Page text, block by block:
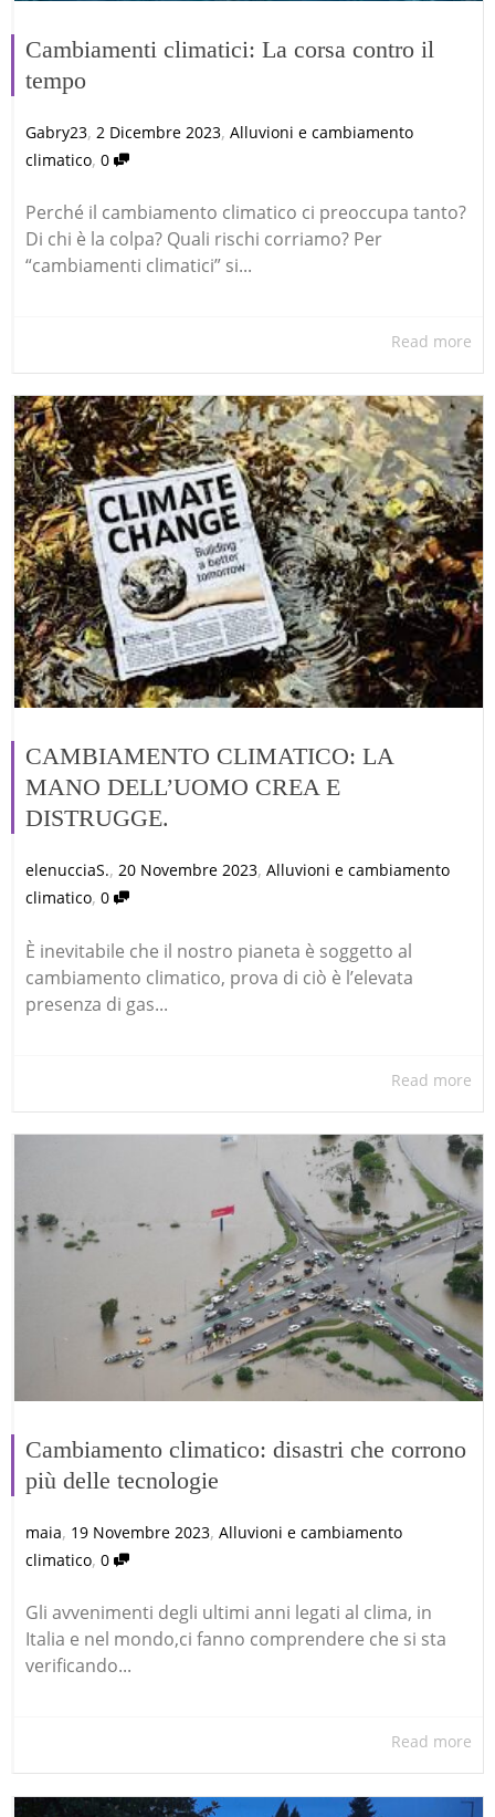
Cambiamenti climatici: La corsa contro il
tempo
Gabry23, 2 Dicembre 2023, Alluvioni e cambiamento
climatico, 0
Perché il cambiamento climatico ci preoccupa tanto?
Di chi è la colpa? Quali rischi corriamo? Per
“cambiamenti climatici” si...
Read more
CAMBIAMENTO CLIMATICO: LA
MANO DELL’UOMO CREA E
DISTRUGGE.
elenucciaS., 20 Novembre 2023, Alluvioni e cambiamento
climatico, 0
È inevitabile che il nostro pianeta è soggetto al
cambiamento climatico, prova di ciò è l’elevata
presenza di gas...
Read more
Cambiamento climatico: disastri che corrono
più delle tecnologie
maia, 19 Novembre 2023, Alluvioni e cambiamento
climatico, 0
Gli avvenimenti degli ultimi anni legati al clima, in
Italia e nel mondo,ci fanno comprendere che si sta
verificando...
Read more